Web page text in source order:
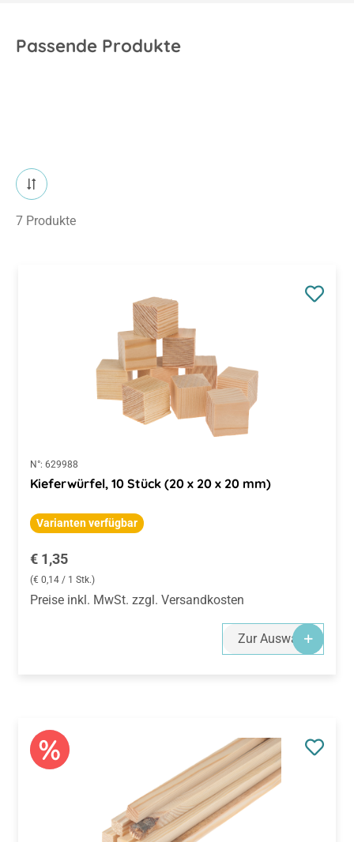
Passende Produkte
7 Produkte
N°: 629988
Kieferwürfel, 10 Stück (20 x 20 x 20 mm)
Varianten verfügbar
Regulärer Preis:
€ 1,35
(€ 0,14 / 1 Stk.)
Preise inkl. MwSt. zzgl. Versandkosten
Zur Auswahl